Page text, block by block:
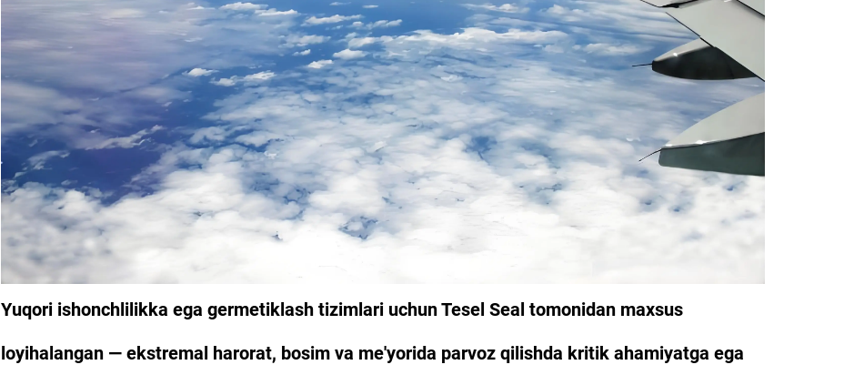
Yuqori ishonchlilikka ega germetiklash tizimlari uchun Tesel Seal tomonidan maxsus
loyihalangan — ekstremal harorat, bosim va me'yorida parvoz qilishda kritik ahamiyatga ega